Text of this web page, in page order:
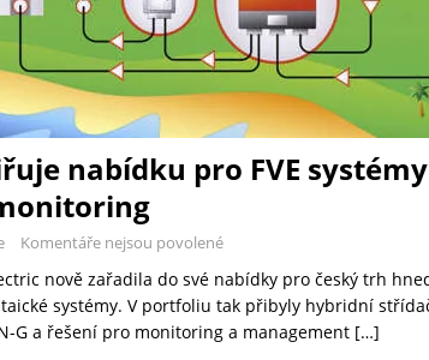
nabídku pro FVE
Komentáře nejsou povolené
nově zařadila do své nabídky pro český trh
systémy. V portfoliu tak přibyly hybridní
G a řešení pro monitoring a management […]